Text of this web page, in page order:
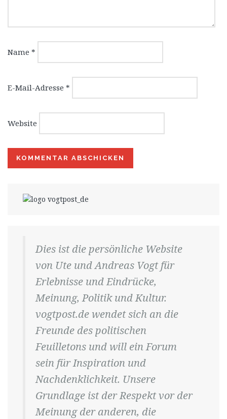
Name *
E-Mail-Adresse *
Website
Dies ist die persönliche Website
von Ute und Andreas Vogt für
Erlebnisse und Eindrücke,
Meinung, Politik und Kultur.
vogtpost.de wendet sich an die
Freunde des politischen
Feuilletons und will ein Forum
sein für Inspiration und
Nachdenklichkeit. Unsere
Grundlage ist der Respekt vor der
Meinung der anderen, die